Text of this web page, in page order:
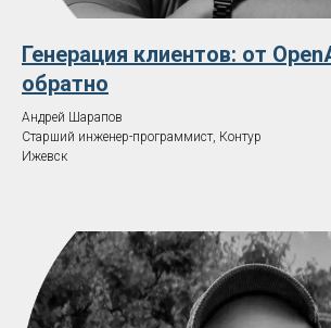
Генерация клиентов: от
обратно
Андрей Шарапов
Старший инженер-программист, Контур
Ижевск